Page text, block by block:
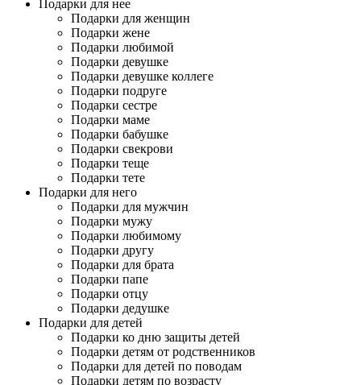
Подарки для нее
Подарки для женщин
Подарки жене
Подарки любимой
Подарки девушке
Подарки девушке коллеге
Подарки подруге
Подарки сестре
Подарки маме
Подарки бабушке
Подарки свекрови
Подарки теще
Подарки тете
Подарки для него
Подарки для мужчин
Подарки мужу
Подарки любимому
Подарки другу
Подарки для брата
Подарки папе
Подарки отцу
Подарки дедушке
Подарки для детей
Подарки ко дню защиты детей
Подарки детям от родственников
Подарки для детей по поводам
Подарки детям по возрасту